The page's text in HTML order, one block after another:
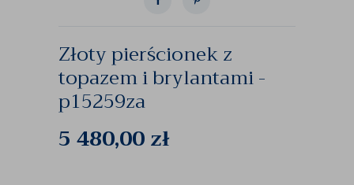
Złoty pierścionek z
topazem i brylantami -
p15259za
5 480,00zł